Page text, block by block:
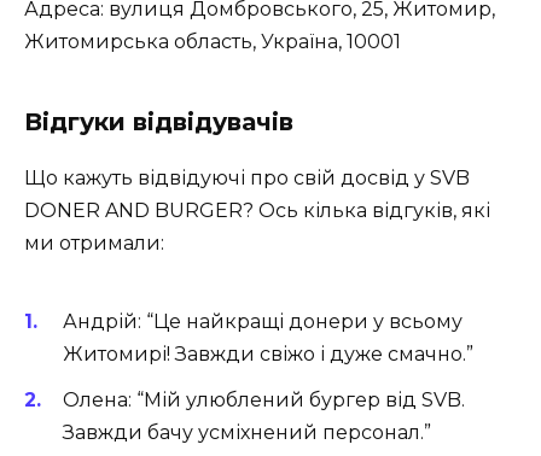
Адреса: вулиця Домбровського, 25, Житомир,
Житомирська область, Україна, 10001
Відгуки відвідувачів
Що кажуть відвідуючі про свій досвід у SVB
DONER AND BURGER? Ось кілька відгуків, які
ми отримали:
Андрій: “Це найкращі донери у всьому
Житомирі! Завжди свіжо і дуже смачно.”
Олена: “Мій улюблений бургер від SVB.
Завжди бачу усміхнений персонал.”